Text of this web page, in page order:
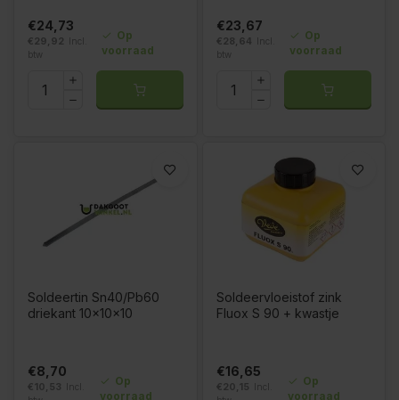
€24,73
€29,92
Incl.
btw
Op
voorraad
€23,67
€28,64
Incl.
btw
Op
voorraad
Soldeertin Sn40/Pb60
driekant 10x10x10
€8,70
€10,53
Incl.
Op
voorraad
Soldeervloeistof zink
Fluox S 90 + kwastje
€16,65
€20,15
Incl.
Op
voorraad